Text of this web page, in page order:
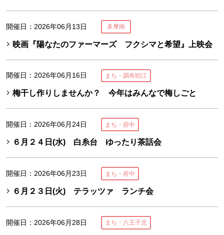
開催日：2026年06月13日 多摩南
映画『陽なたのファーマーズ フクシマと希望』上映会
開催日：2026年06月16日 まち・調布狛江
梅干し作りしませんか？ 今年はみんなで梅しごと
開催日：2026年06月24日 まち・府中
６月２４日(水) 白糸台 ゆったり茶話会
開催日：2026年06月23日 まち・府中
６月２３日(火) テラッツァ ランチ会
開催日：2026年06月28日 まち・八王子北